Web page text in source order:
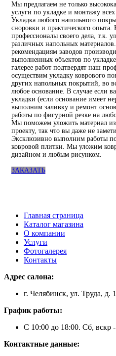
Мы предлагаем не только
услуги по укладке и монтажу
Укладка любого напольного
сноровки и практического
профессионалы своего дела, т.к.
различных напольных
рекомендациям заводов
выполненных объектов по
галерее работ подтвердят наш
осуществим укладку коврового
других напольных покрытий, во
любое основание. В случае если
укладки (если основание имеет
выполним заливку и ремонт
работы по фигурной резке на
Мы поможем уложить материал из
проекту, так что вы даже не
Эксклюзивно выполним работы
ковровой плитки. Мы уложим
дизайном и любым рисунком.
ЗАКАЗАТЬ
Главная страница
Каталог магазина
О компании
Услуги
Фотогалерея
Контакты
Адрес салона:
г. Челябинск, ул. Труда,
График работы:
С 10:00 до 18:00. Сб, вскр
Контактные данные: